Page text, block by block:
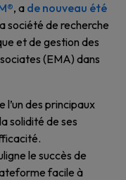
, a de nouveau été
société de recherche
et de gestion des
(EMA) dans
des principaux
solidité de ses
le succès de
facile à